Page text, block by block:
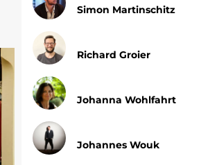
Simon Martinschitz
Richard Groier
Johanna Wohlfahrt
Johannes Wouk